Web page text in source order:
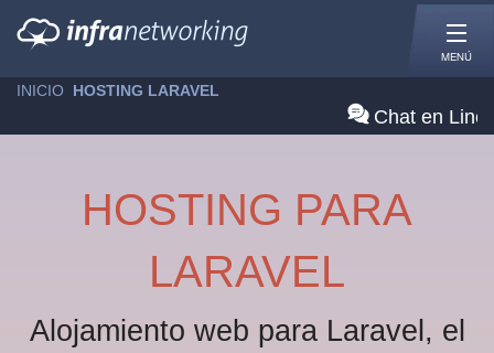
MENÚ
INICIO »HOSTING LARAVEL
Chat en
HOSTING PARA
LARAVEL
Alojamiento web para Laravel, el